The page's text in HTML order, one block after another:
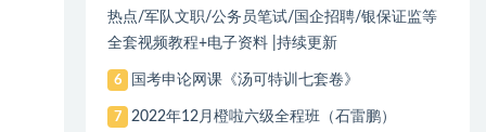
热点/军队文职/公务员笔试/国企招聘/银保证监等
全套视频教程+电子资料 |持续更新
6 国考申论网课《汤可特训七套卷》
7 2022年12月橙啦六级全程班（石雷鹏）